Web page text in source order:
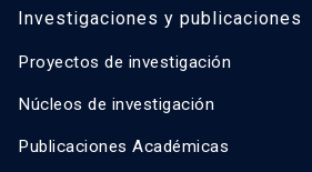
Investigaciones y publicaciones
Proyectos de investigación
Núcleos de investigación
Publicaciones Académicas